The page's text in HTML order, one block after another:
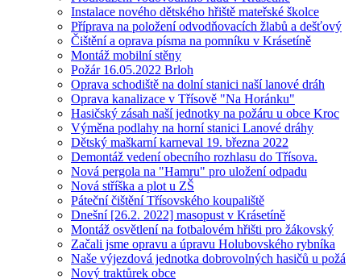
Instalace nového dětského hřiště mateřské školce
Příprava na položení odvodňovacích žlabů a dešťový
Čištění a oprava písma na pomníku v Krásetíně
Montáž mobilní stěny
Požár 16.05.2022 Brloh
Oprava schodiště na dolní stanici naší lanové dráh
Oprava kanalizace v Třísově "Na Horánku"
Hasičský zásah naší jednotky na požáru u obce Kroc
Výměna podlahy na horní stanici Lanové dráhy
Dětský maškarní karneval 19. března 2022
Demontáž vedení obecního rozhlasu do Třísova.
Nová pergola na "Hamru" pro uložení odpadu
Nová stříška a plot u ZŠ
Páteční čištění Třísovského koupaliště
Dnešní [26.2. 2022] masopust v Krásetíně
Montáž osvětlení na fotbalovém hřišti pro žákovský
Začali jsme opravu a úpravu Holubovského rybníka
Naše výjezdová jednotka dobrovolných hasičů u požá
Nový traktůrek obce